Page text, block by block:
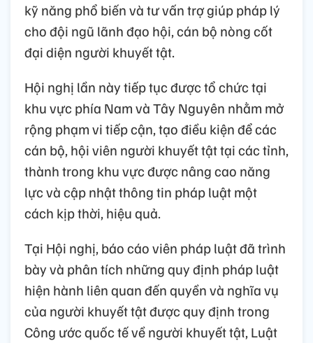
kỹ năng phổ biến và tư vấn trợ giúp pháp lý
cho đội ngũ lãnh đạo hội, cán bộ nòng cốt
đại diện người khuyết tật.
Hội nghị lần này tiếp tục được tổ chức tại
khu vực phía Nam và Tây Nguyên nhằm mở
rộng phạm vi tiếp cận, tạo điều kiện để các
cán bộ, hội viên người khuyết tật tại các tỉnh,
thành trong khu vực được nâng cao năng
lực và cập nhật thông tin pháp luật một
cách kịp thời, hiệu quả.
Tại Hội nghị, báo cáo viên pháp luật đã trình
bày và phân tích những quy định pháp luật
hiện hành liên quan đến quyền và nghĩa vụ
của người khuyết tật được quy định trong
Công ước quốc tế về người khuyết tật, Luật